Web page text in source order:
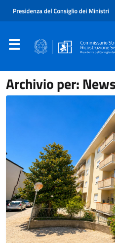
Archivio per: